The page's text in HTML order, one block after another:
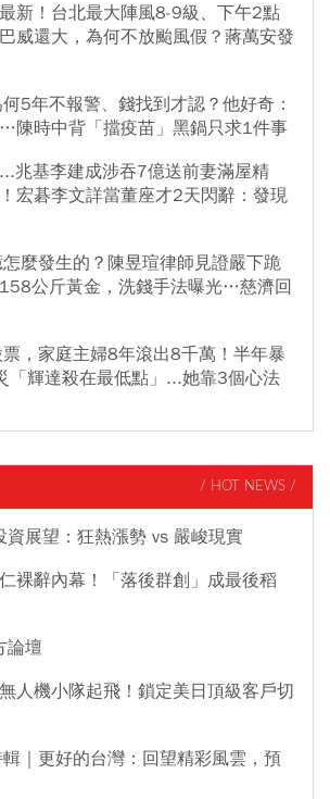
新！台北最大陣風8-9級、下午2點
威還大，為何不放颱風假？蔣萬安發
5年不報警、錢找到才認？他好奇：
陳時中背「擋疫苗」黑鍋只求1件事
兆基李建成涉吞7億送前妻滿屋精
宏碁李文詳當董座才2天閃辭：發現
麼發生的？陳昱瑄律師見證嚴下跪
公斤黃金，洗錢手法曝光…慈濟回
，家庭主婦8年滾出8千萬！半年暴
「輝達殺在最低點」...她靠3個心法
/ HOT NEWS /
展望：狂熱漲勢 vs 嚴峻現實
裸辭內幕！「落後群創」成最後稻
論壇
人機小隊起飛！鎖定美日頂級客戶切
｜更好的台灣：回望精彩風雲，預